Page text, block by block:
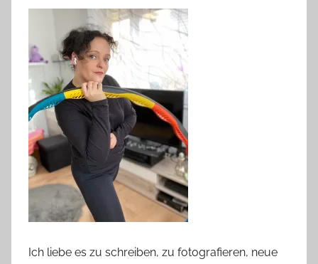
Ich liebe es zu schreiben, zu fotografieren, neue